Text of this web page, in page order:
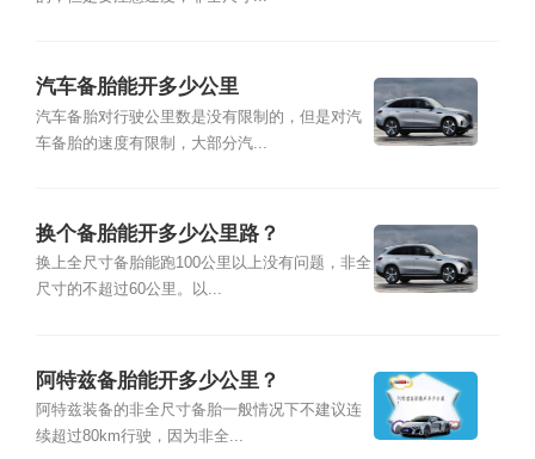
汽车备胎能开多少公里
汽车备胎对行驶公里数是没有限制的，但是对汽
车备胎的速度有限制，大部分汽...
换个备胎能开多少公里路？
换上全尺寸备胎能跑100公里以上没有问题，非全
尺寸的不超过60公里。以...
阿特兹备胎能开多少公里？
阿特兹装备的非全尺寸备胎一般情况下不建议连
续超过80km行驶，因为非全...